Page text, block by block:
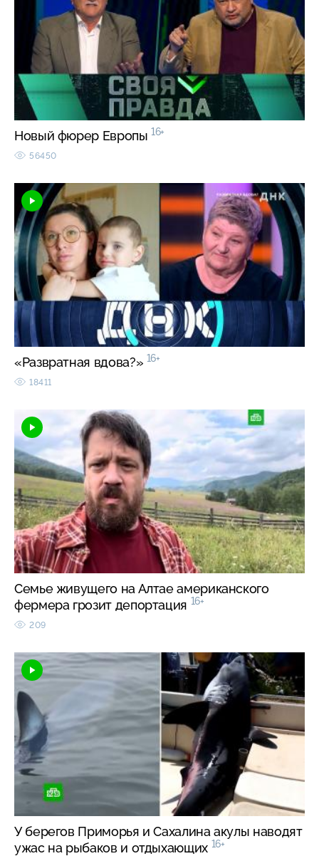
Новый фюрер Европы 16+
56450
«Развратная вдова?» 16+
18411
Семье живущего на Алтае американского
фермера грозит депортация 16+
209
У берегов Приморья и Сахалина акулы наводят
ужас на рыбаков и отдыхающих 16+